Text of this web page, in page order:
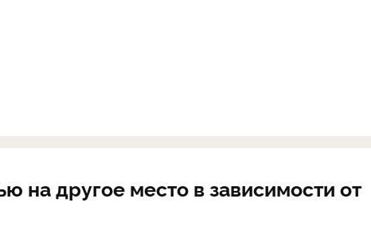
на другое место в зависимости от